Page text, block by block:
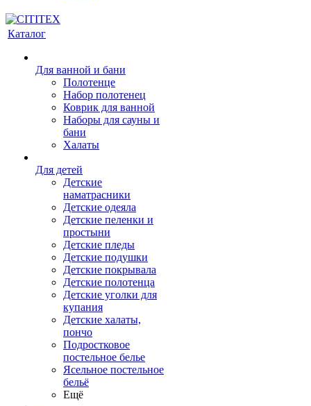
Каталог
Для ванной и бани
Полотенце
Набор полотенец
Коврик для ванной
Наборы для сауны и
бани
Халаты
Для детей
Детские
наматрасники
Детские одеяла
Детские пеленки и
простыни
Детские пледы
Детские подушки
Детские покрывала
Детские полотенца
Детские уголки для
купания
Детские халаты,
пончо
Подростковое
постельное белье
Ясельное постельное
бельё
Ещё